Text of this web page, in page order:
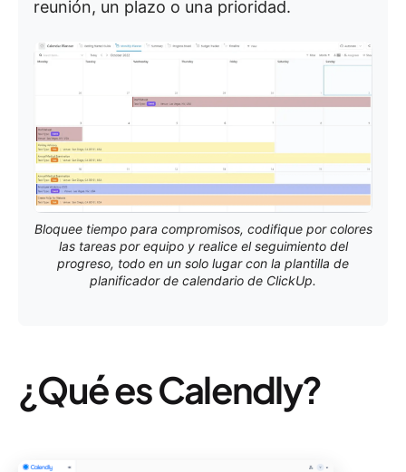
reunión, un plazo o una prioridad.
Bloquee tiempo para compromisos, codifique por colores
las tareas por equipo y realice el seguimiento del
progreso, todo en un solo lugar con la plantilla de
planificador de calendario de ClickUp.
¿Qué es Calendly?